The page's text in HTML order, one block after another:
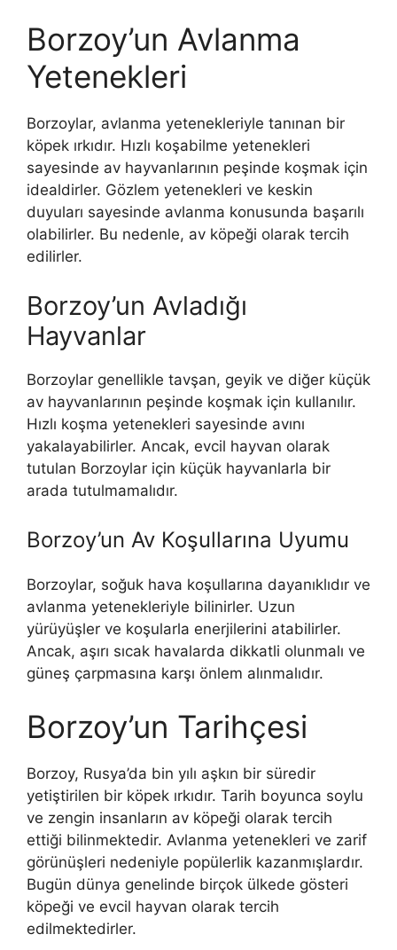
Borzoy’un Avlanma
Yetenekleri
Borzoylar, avlanma yetenekleriyle tanınan bir
köpek ırkıdır. Hızlı koşabilme yetenekleri
sayesinde av hayvanlarının peşinde koşmak için
idealdirler. Gözlem yetenekleri ve keskin
duyuları sayesinde avlanma konusunda başarılı
olabilirler. Bu nedenle, av köpeği olarak tercih
edilirler.
Borzoy’un Avladığı
Hayvanlar
Borzoylar genellikle tavşan, geyik ve diğer küçük
av hayvanlarının peşinde koşmak için kullanılır.
Hızlı koşma yetenekleri sayesinde avını
yakalayabilirler. Ancak, evcil hayvan olarak
tutulan Borzoylar için küçük hayvanlarla bir
arada tutulmamalıdır.
Borzoy’un Av Koşullarına Uyumu
Borzoylar, soğuk hava koşullarına dayanıklıdır ve
avlanma yetenekleriyle bilinirler. Uzun
yürüyüşler ve koşularla enerjilerini atabilirler.
Ancak, aşırı sıcak havalarda dikkatli olunmalı ve
güneş çarpmasına karşı önlem alınmalıdır.
Borzoy’un Tarihçesi
Borzoy, Rusya’da bin yılı aşkın bir süredir
yetiştirilen bir köpek ırkıdır. Tarih boyunca soylu
ve zengin insanların av köpeği olarak tercih
ettiği bilinmektedir. Avlanma yetenekleri ve zarif
görünüşleri nedeniyle popülerlik kazanmışlardır.
Bugün dünya genelinde birçok ülkede gösteri
köpeği ve evcil hayvan olarak tercih
edilmektedirler.